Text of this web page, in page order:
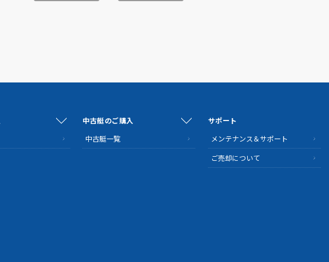
中古艇のご購入
中古艇一覧
サポート
メンテナンス＆サポート
ご売却について